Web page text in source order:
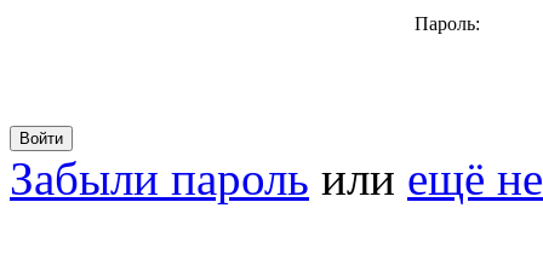
Пароль:
Забыли пароль или ещё